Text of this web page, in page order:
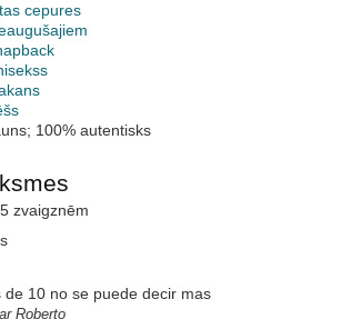
cepures
100% autentisks
zvaigznēm
de 10 no se puede decir mas
Roberto